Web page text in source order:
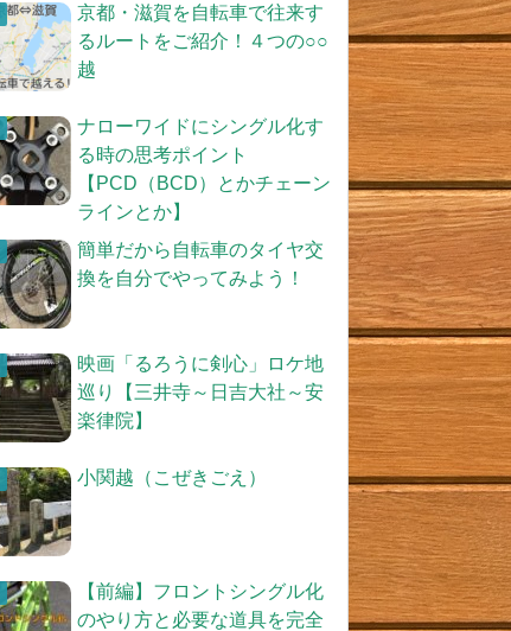
京都・滋賀を自転車で往来す
るルートをご紹介！４つの○○
越
ナローワイドにシングル化す
る時の思考ポイント
【PCD（BCD）とかチェーン
ラインとか】
簡単だから自転車のタイヤ交
換を自分でやってみよう！
映画「るろうに剣心」ロケ地
巡り【三井寺～日吉大社～安
楽律院】
小関越（こぜきごえ）
【前編】フロントシングル化
のやり方と必要な道具を完全